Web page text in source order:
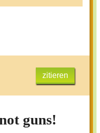
zitieren
guns!